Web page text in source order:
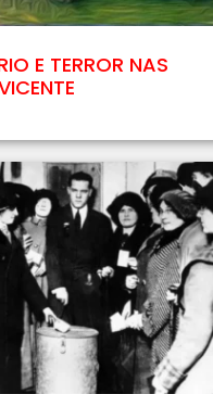
E TERROR NAS